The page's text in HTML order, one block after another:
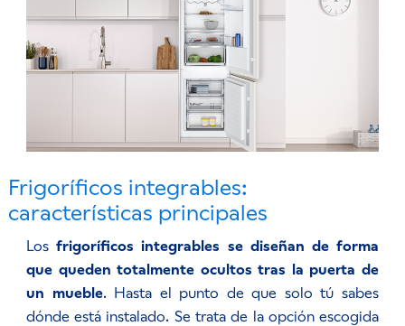
Frigoríficos integrables:
características principales
Losfrigoríficos integrables se diseñan de forma
que queden totalmente ocultos tras la puerta de
un mueble. Hasta el punto de que solo tú sabes
dónde está instalado. Se trata de la opción escogida